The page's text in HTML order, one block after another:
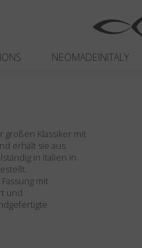
NEOMADEINITALY
Klassiker mit
erhält sie aus
in Italien in
mit
und